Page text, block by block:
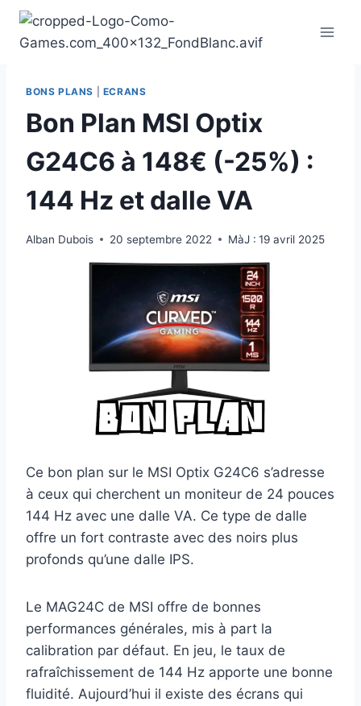
Aller
contenu
BONS PLANS ECRANS
Bon Plan MSI Optix
G24C6 à 148€ (-25%) :
144 Hz et dalle VA
Alban Dubois 20 septembre 2022 MàJ : 19 avril 2025
Ce bon plan sur le MSI Optix G24C6 s’adresse
à ceux qui cherchent un moniteur de 24 pouces
144 Hz avec une dalle VA. Ce type de dalle
offre un fort contraste avec des noirs plus
profonds qu’une dalle IPS.
Le MAG24C de MSI offre de bonnes
performances générales, mis à part la
calibration par défaut. En jeu, le taux de
rafraîchissement de 144 Hz apporte une bonne
fluidité. Aujourd’hui il existe des écrans qui